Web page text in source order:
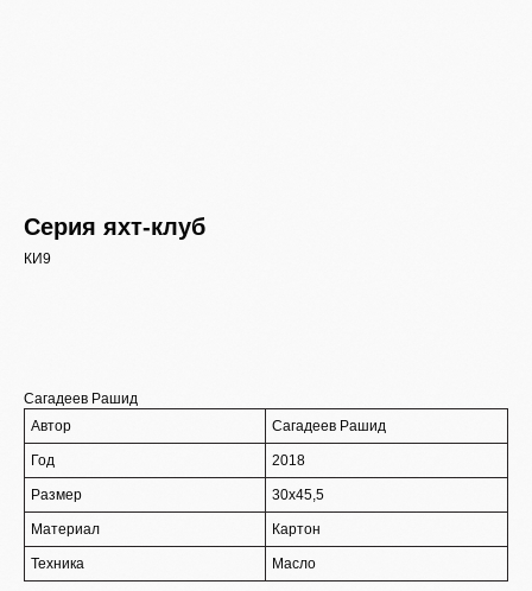
Серия яхт-клуб
КИ9
Сагадеев Рашид
Автор
Сагадеев Рашид
Год 2018
Размер 30х45,5
Материал Картон
Техника Масло
Контакты
info@severmuz.ru
+7 964 291-18-35